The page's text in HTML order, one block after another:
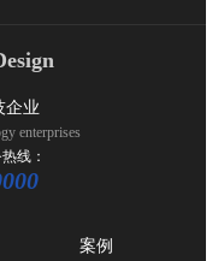
企业
enterprises
线：
案例